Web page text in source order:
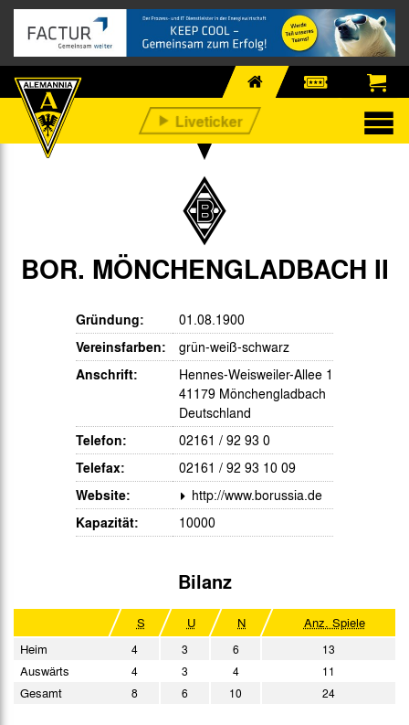
BOR. MÖNCHENGLADBACH II
Gründung: 01.08.1900
Vereinsfarben: grün-weiß-schwarz
Anschrift:
Hennes-Weisweiler-Allee 1
41179 Mönchengladbach
Deutschland
Telefon: 02161 / 92 93 0
Telefax: 02161 / 92 93 10 09
Website: http://www.borussia.de
Kapazität: 10000
Bilanz
S U N
Anz. Spiele
Heim
4 3 6 13
Auswärts 4 3 4 11
Gesamt 8 6 10 24